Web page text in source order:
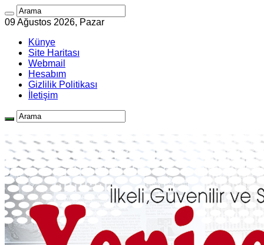
09 Ağustos 2026, Pazar
Künye
Site Haritası
Webmail
Hesabım
Gizlilik Politikası
İletişim